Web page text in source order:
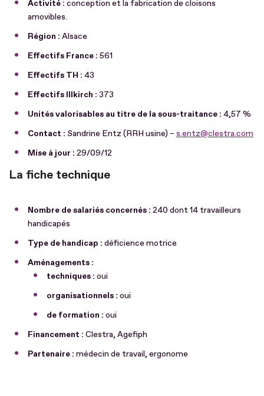
Activité : conception et la fabrication de cloisons
amovibles.
Région : Alsace
Effectifs France : 561
Effectifs TH : 43
Effectifs Illkirch : 373
Unités valorisables au titre de la sous-traitance : 4,57 %
Contact : Sandrine Entz (RRH usine) – s.entz@clestra.com
Mise à jour : 29/09/12
La fiche technique
Nombre de salariés concernés : 240 dont 14 travailleurs
handicapés
Type de handicap : déficience motrice
Aménagements :
techniques : oui
organisationnels : oui
de formation : oui
Financement : Clestra, Agefiph
Partenaire : médecin de travail, ergonome